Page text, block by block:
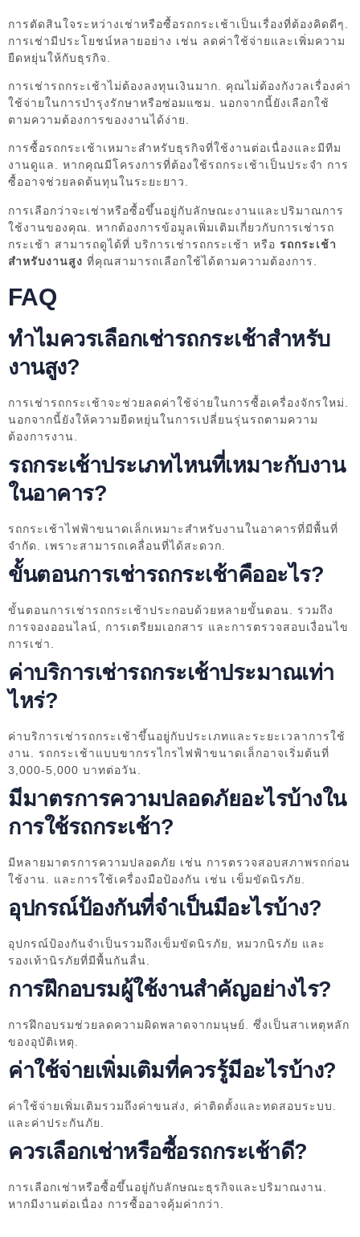
การตัดสินใจระหว่างเช่าหรือซื้อรถกระเช้าเป็นเรื่องที่ต้องคิดดีๆ.
การเช่ามีประโยชน์หลายอย่าง เช่น ลดค่าใช้จ่ายและเพิ่มความ
ยืดหยุ่นให้กับธุรกิจ.
การเช่ารถกระเช้าไม่ต้องลงทุนเงินมาก. คุณไม่ต้องกังวลเรื่องค่า
ใช้จ่ายในการบำรุงรักษาหรือซ่อมแซม. นอกจากนี้ยังเลือกใช้
ตามความต้องการของงานได้ง่าย.
การซื้อรถกระเช้าเหมาะสำหรับธุรกิจที่ใช้งานต่อเนื่องและมีทีม
งานดูแล. หากคุณมีโครงการที่ต้องใช้รถกระเช้าเป็นประจำ การ
ซื้ออาจช่วยลดต้นทุนในระยะยาว.
การเลือกว่าจะเช่าหรือซื้อขึ้นอยู่กับลักษณะงานและปริมาณการ
ใช้งานของคุณ. หากต้องการข้อมูลเพิ่มเติมเกี่ยวกับการเช่ารถ
กระเช้า สามารถดูได้ที่ บริการเช่ารถกระเช้า หรือ รถกระเช้า
สำหรับงานสูง ที่คุณสามารถเลือกใช้ได้ตามความต้องการ.
FAQ
ทำไมควรเลือกเช่ารถกระเช้าสำหรับ
งานสูง?
การเช่ารถกระเช้าจะช่วยลดค่าใช้จ่ายในการซื้อเครื่องจักรใหม่.
นอกจากนี้ยังให้ความยืดหยุ่นในการเปลี่ยนรุ่นรถตามความ
ต้องการงาน.
รถกระเช้าประเภทไหนที่เหมาะกับงาน
ในอาคาร?
รถกระเช้าไฟฟ้าขนาดเล็กเหมาะสำหรับงานในอาคารที่มีพื้นที่
จำกัด. เพราะสามารถเคลื่อนที่ได้สะดวก.
ขั้นตอนการเช่ารถกระเช้าคืออะไร?
ขั้นตอนการเช่ารถกระเช้าประกอบด้วยหลายขั้นตอน. รวมถึง
การจองออนไลน์, การเตรียมเอกสาร และการตรวจสอบเงื่อนไข
การเช่า.
ค่าบริการเช่ารถกระเช้าประมาณเท่า
ไหร่?
ค่าบริการเช่ารถกระเช้าขึ้นอยู่กับประเภทและระยะเวลาการใช้
งาน. รถกระเช้าแบบขากรรไกรไฟฟ้าขนาดเล็กอาจเริ่มต้นที่
3,000-5,000 บาทต่อวัน.
มีมาตรการความปลอดภัยอะไรบ้างใน
การใช้รถกระเช้า?
มีหลายมาตรการความปลอดภัย เช่น การตรวจสอบสภาพรถก่อน
ใช้งาน. และการใช้เครื่องมือป้องกัน เช่น เข็มขัดนิรภัย.
อุปกรณ์ป้องกันที่จำเป็นมีอะไรบ้าง?
อุปกรณ์ป้องกันจำเป็นรวมถึงเข็มขัดนิรภัย, หมวกนิรภัย และ
รองเท้านิรภัยที่มีพื้นกันลื่น.
การฝึกอบรมผู้ใช้งานสำคัญอย่างไร?
การฝึกอบรมช่วยลดความผิดพลาดจากมนุษย์. ซึ่งเป็นสาเหตุหลัก
ของอุบัติเหตุ.
ค่าใช้จ่ายเพิ่มเติมที่ควรรู้มีอะไรบ้าง?
ค่าใช้จ่ายเพิ่มเติมรวมถึงค่าขนส่ง, ค่าติดตั้งและทดสอบระบบ.
และค่าประกันภัย.
ควรเลือกเช่าหรือซื้อรถกระเช้าดี?
การเลือกเช่าหรือซื้อขึ้นอยู่กับลักษณะธุรกิจและปริมาณงาน.
หากมีงานต่อเนื่อง การซื้ออาจคุ้มค่ากว่า.